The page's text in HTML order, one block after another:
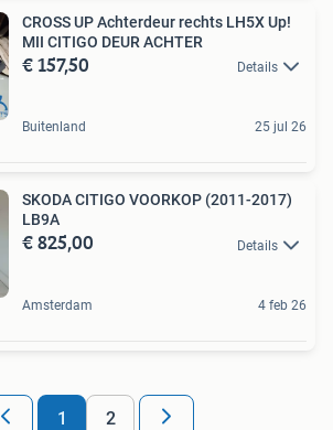
CROSS UP Achterdeur rechts LH5X Up!
MII CITIGO DEUR ACHTER
€ 157,50 Details
Buitenland 25 jul 26
SKODA CITIGO VOORKOP (2011-2017)
LB9A
€ 825,00 Details
Amsterdam 4 feb 26
1 2